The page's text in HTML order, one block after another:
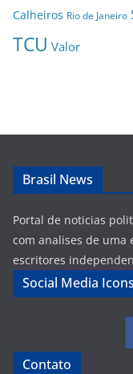
Calheiros Rio de Janeiro
TCU Valor
Brasil News
Portal de noticias
com analises de uma
escritores
Social Media Icons
Contato